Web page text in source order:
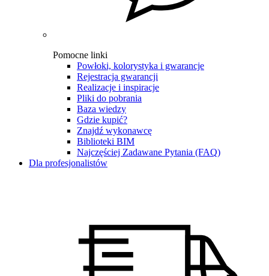
Pomocne linki
Powłoki, kolorystyka i gwarancje
Rejestracja gwarancji
Realizacje i inspiracje
Pliki do pobrania
Baza wiedzy
Gdzie kupić?
Znajdź wykonawcę
Biblioteki BIM
Najczęściej Zadawane Pytania (FAQ)
Dla profesjonalistów